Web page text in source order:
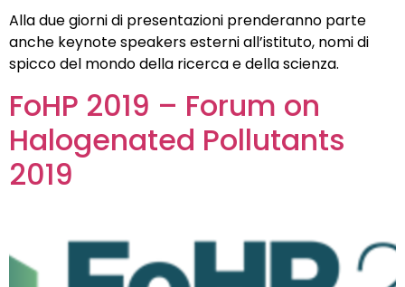
Alla due giorni di presentazioni prenderanno parte
anche keynote speakers esterni all’istituto, nomi di
spicco del mondo della ricerca e della scienza.
FoHP 2019 – Forum on
Halogenated Pollutants
2019